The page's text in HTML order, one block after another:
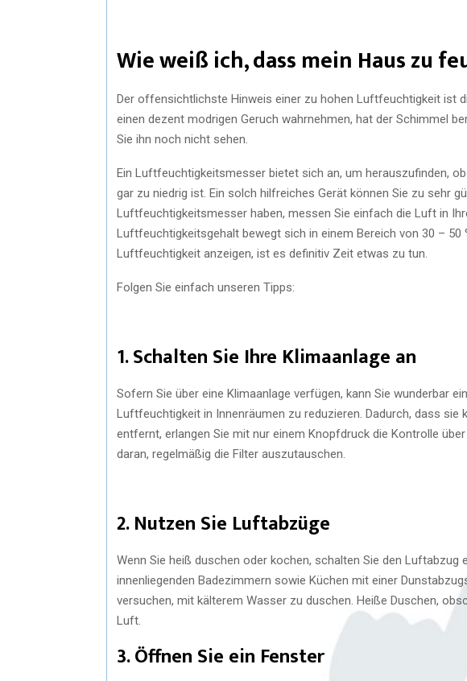
Wie weiß ich, dass mein Haus zu
Der offensichtlichste Hinweis einer zu hohen Luftfeuchtigkeit ist
einen dezent modrigen Geruch wahrnehmen, hat der Schimmel
Sie ihn noch nicht sehen.
Ein Luftfeuchtigkeitsmesser bietet sich an, um herauszufinden,
gar zu niedrig ist. Ein solch hilfreiches Gerät können Sie zu sehr
Luftfeuchtigkeitsmesser haben, messen Sie einfach die Luft in
Luftfeuchtigkeitsgehalt bewegt sich in einem Bereich von 30 – 50
Luftfeuchtigkeit anzeigen, ist es definitiv Zeit etwas zu tun.
Folgen Sie einfach unseren Tipps:
1. Schalten Sie Ihre Klimaanlage an
Sofern Sie über eine Klimaanlage verfügen, kann Sie wunderbar
Luftfeuchtigkeit in Innenräumen zu reduzieren. Dadurch, dass
entfernt, erlangen Sie mit nur einem Knopfdruck die Kontrolle
daran, regelmäßig die Filter auszutauschen.
2. Nutzen Sie Luftabzüge
Wenn Sie heiß duschen oder kochen, schalten Sie den Luftabzug
innenliegenden Badezimmern sowie Küchen mit einer
versuchen, mit kälterem Wasser zu duschen. Heiße Duschen,
Luft.
3. Öffnen Sie ein Fenster